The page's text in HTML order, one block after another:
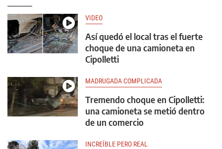
VIDEO
Así quedó el local tras el fuerte
choque de una camioneta en
Cipolletti
MADRUGADA COMPLICADA
Tremendo choque en Cipolletti:
una camioneta se metió dentro
de un comercio
INCREÍBLE PERO REAL